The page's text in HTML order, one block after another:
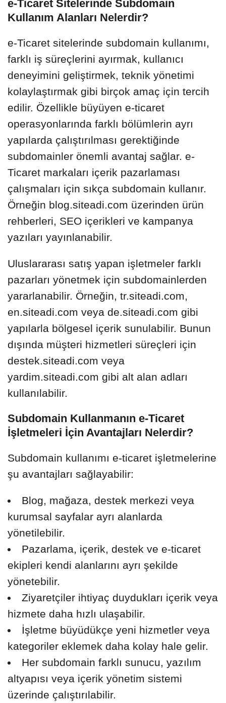
e-Ticaret Sitelerinde Subdomain
Kullanım Alanları Nelerdir?
e-Ticaret sitelerinde subdomain kullanımı,
farklı iş süreçlerini ayırmak, kullanıcı
deneyimini geliştirmek, teknik yönetimi
kolaylaştırmak gibi birçok amaç için tercih
edilir. Özellikle büyüyen e-ticaret
operasyonlarında farklı bölümlerin ayrı
yapılarda çalıştırılması gerektiğinde
subdomainler önemli avantaj sağlar. e-
Ticaret markaları içerik pazarlaması
çalışmaları için sıkça subdomain kullanır.
Örneğin blog.siteadi.com üzerinden ürün
rehberleri, SEO içerikleri ve kampanya
yazıları yayınlanabilir.
Uluslararası satış yapan işletmeler farklı
pazarları yönetmek için subdomainlerden
yararlanabilir. Örneğin, tr.siteadi.com,
en.siteadi.com veya de.siteadi.com gibi
yapılarla bölgesel içerik sunulabilir. Bunun
dışında müşteri hizmetleri süreçleri için
destek.siteadi.com veya
yardim.siteadi.com gibi alt alan adları
kullanılabilir.
Subdomain Kullanmanın e-Ticaret
İşletmeleri İçin Avantajları Nelerdir?
Subdomain kullanımı e-ticaret işletmelerine
şu avantajları sağlayabilir:
Blog, mağaza, destek merkezi veya
kurumsal sayfalar ayrı alanlarda
yönetilebilir.
Pazarlama, içerik, destek ve e-ticaret
ekipleri kendi alanlarını ayrı şekilde
yönetebilir.
Ziyaretçiler ihtiyaç duydukları içerik veya
hizmete daha hızlı ulaşabilir.
İşletme büyüdükçe yeni hizmetler veya
kategoriler eklemek daha kolay hale gelir.
Her subdomain farklı sunucu, yazılım
altyapısı veya içerik yönetim sistemi
üzerinde çalıştırılabilir.